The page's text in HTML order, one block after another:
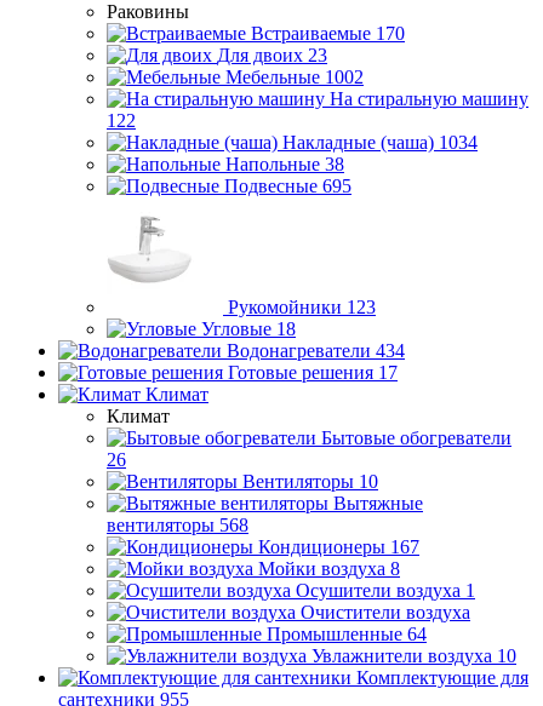
Раковины
Встраиваемые 170
Для двоих 23
Мебельные 1002
На стиральную машину
122
Накладные (чаша) 1034
Напольные 38
Подвесные 695
Рукомойники 123
Угловые 18
Водонагреватели 434
Готовые решения 17
Климат
Климат
Бытовые обогреватели
26
Вентиляторы 10
Вытяжные
вентиляторы 568
Кондиционеры 167
Мойки воздуха 8
Осушители воздуха 1
Очистители воздуха
Промышленные 64
Увлажнители воздуха 10
Комплектующие для
сантехники 955